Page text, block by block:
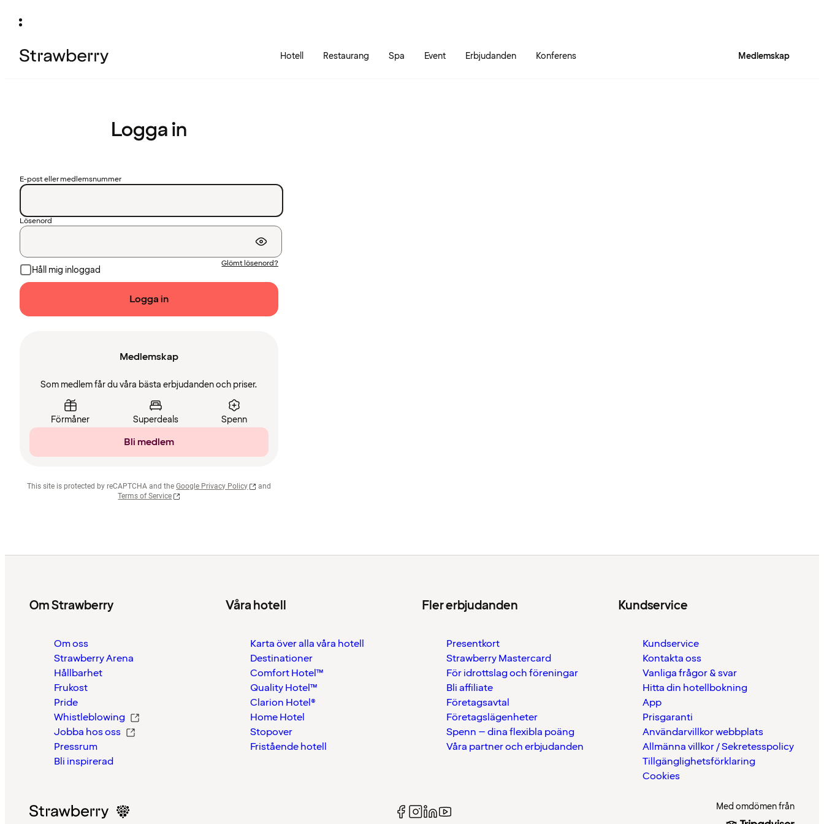
Hotell Restaurang Spa Event Erbjudanden Konferens Medlemskap
Logga in
E-post eller medlemsnummer
Lösenord
Håll mig inloggad
Glömt lösenord?
Logga in
Medlemskap
Som medlem får du våra bästa erbjudanden och priser.
Förmåner Superdeals Spenn
Bli medlem
This site is protected by reCAPTCHA and the Google Privacy Policy
and
Terms of Service
Om Strawberry
Om oss
Strawberry Arena
Hållbarhet
Frukost
Pride
Whistleblowing
Jobba hos oss
Pressrum
Bli inspirerad
Våra hotell
Karta över alla våra hotell
Destinationer
Comfort Hotel™
Quality Hotel™
Clarion Hotel®
Home Hotel
Stopover
Fristående hotell
Fler erbjudanden
Presentkort
Strawberry Mastercard
För idrottslag och föreningar
Bli affiliate
Företagsavtal
Företagslägenheter
Spenn – dina flexibla poäng
Våra partner och erbjudanden
Kundservice
Kundservice
Kontakta oss
Vanliga frågor & svar
Hitta din hotellbokning
App
Prisgaranti
Användarvillkor webbplats
Allmänna villkor / Sekretesspolicy
Tillgänglighetsförklaring
Cookies
Med omdömen från